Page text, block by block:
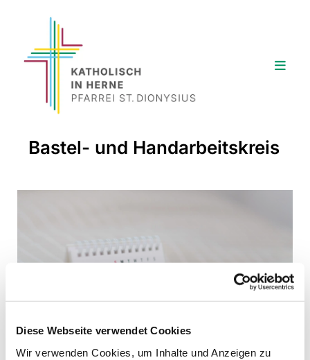
Diese Webseite verwendet Cookies
Wir verwenden Cookies, um Inhalte und Anzeigen zu
Bastel- und Handarbeitskreis